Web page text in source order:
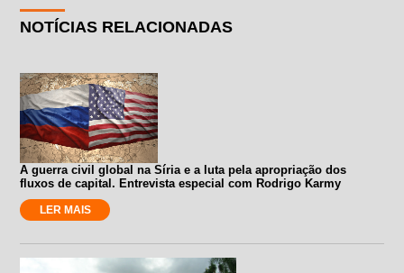
NOTÍCIAS RELACIONADAS
A guerra civil global na Síria e a luta pela apropriação dos
fluxos de capital. Entrevista especial com Rodrigo Karmy
LER MAIS